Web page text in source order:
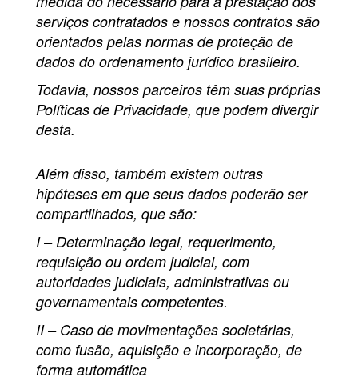
serviços contratados e nossos contratos são
orientados pelas normas de proteção de
dados do ordenamento jurídico brasileiro.
Todavia, nossos parceiros têm suas próprias
Políticas de Privacidade, que podem divergir
desta.
Além disso, também existem outras
hipóteses em que seus dados poderão ser
compartilhados, que são:
I – Determinação legal, requerimento,
requisição ou ordem judicial, com
autoridades judiciais, administrativas ou
governamentais competentes.
II – Caso de movimentações societárias,
como fusão, aquisição e incorporação, de
forma automática